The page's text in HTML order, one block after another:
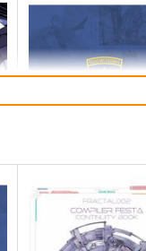
姫様拷問の時間です
ステッカー
440
サイレントメビウス３